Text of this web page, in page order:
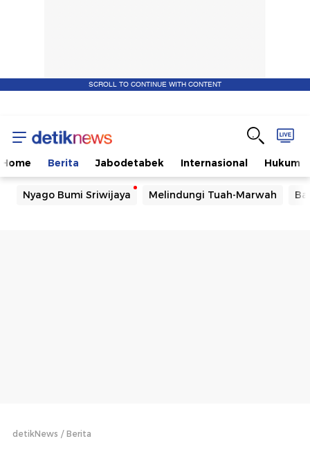
SCROLL TO CONTINUE WITH CONTENT
Home Berita Jabodetabek Internasional Hukum
Nyago Bumi Sriwijaya Melindungi Tuah-Marwah
detikNews Berita